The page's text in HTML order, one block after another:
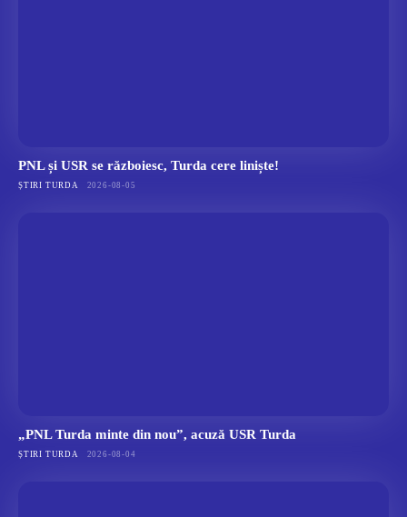
PNL și USR se războiesc, Turda cere liniște!
ȘTIRI TURDA 2026-08-05
„PNL Turda minte din nou”, acuză USR Turda
ȘTIRI TURDA 2026-08-04